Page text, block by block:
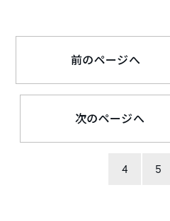
前のページへ
4 5
次のページへ